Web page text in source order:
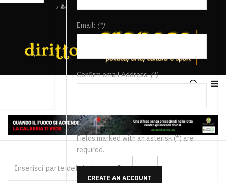
/
Email: (*)
Confirm email Address:(*)
Fields marked with an asterisk (*) are
required.
CREATE AN ACCOUNT